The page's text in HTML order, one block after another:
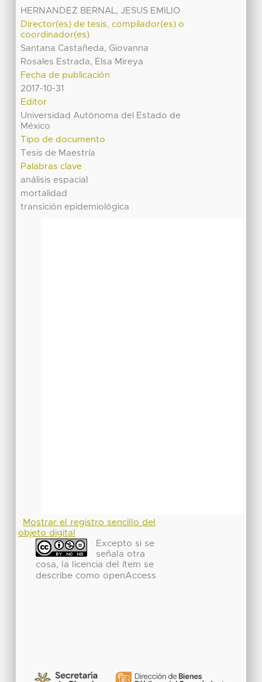
HERNANDEZ BERNAL, JESUS EMILIO
Director(es) de tesis, compilador(es) o
coordinador(es)
Santana Castañeda, Giovanna
Rosales Estrada, Elsa Mireya
Fecha de publicación
2017-10-31
Editor
Universidad Autónoma del Estado de
México
Tipo de documento
Tesis de Maestría
Palabras clave
análisis espacial
mortalidad
transición epidemiológica
Mostrar el registro sencillo del
objeto digital
Excepto si se
señala otra
cosa, la licencia del ítem se
describe como openAccess